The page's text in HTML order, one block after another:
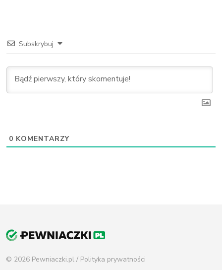
Subskrybuj
0 KOMENTARZY
© 2026 Pewniaczki.pl / Polityka prywatności